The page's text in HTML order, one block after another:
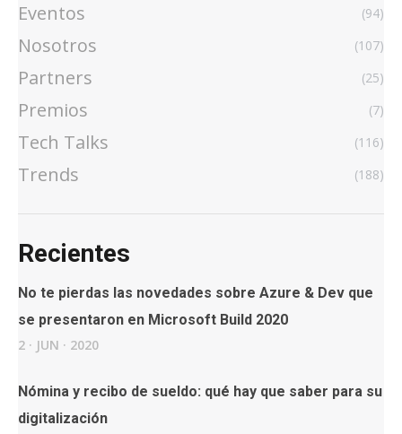
Eventos (94)
Nosotros (107)
Partners (25)
Premios (7)
Tech Talks (116)
Trends (188)
Recientes
No te pierdas las novedades sobre Azure & Dev que
se presentaron en Microsoft Build 2020
2 · JUN · 2020
Nómina y recibo de sueldo: qué hay que saber para su
digitalización